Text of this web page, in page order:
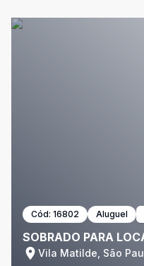
Cód: 16802 Aluguel
SOBRADO PARA
Vila Matilde, São